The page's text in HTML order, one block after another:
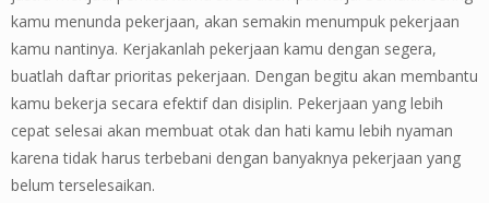
kamu menunda pekerjaan, akan semakin menumpuk pekerjaan
kamu nantinya. Kerjakanlah pekerjaan kamu dengan segera,
buatlah daftar prioritas pekerjaan. Dengan begitu akan membantu
kamu bekerja secara efektif dan disiplin. Pekerjaan yang lebih
cepat selesai akan membuat otak dan hati kamu lebih nyaman
karena tidak harus terbebani dengan banyaknya pekerjaan yang
belum terselesaikan.